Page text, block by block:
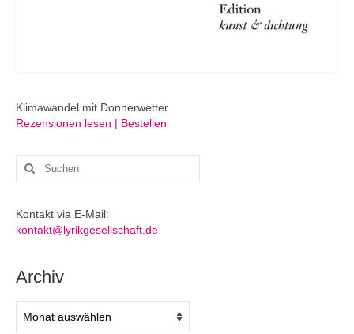
Klimawandel mit Donnerwetter
Rezensionen lesen | Bestellen
Suchen
nach:
Kontakt via E-Mail:
kontakt@lyrikgesellschaft.de
Archiv